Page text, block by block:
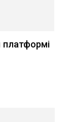
платформі